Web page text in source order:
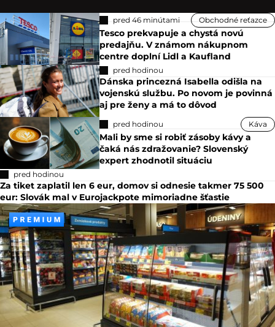
pred 46 minútami Obchodné reťazce
Tesco prekvapuje a chystá novú
predajňu. V známom nákupnom
centre doplní Lidl a Kaufland
pred hodinou
Dánska princezná Isabella odišla na
vojenskú službu. Po novom je povinná
aj pre ženy a má to dôvod
pred hodinou Káva
Mali by sme si robiť zásoby kávy a
čaká nás zdražovanie? Slovenský
expert zhodnotil situáciu
pred hodinou
Za tiket zaplatil len 6 eur, domov si odnesie takmer 75 500
eur: Slovák mal v Eurojackpote mimoriadne šťastie